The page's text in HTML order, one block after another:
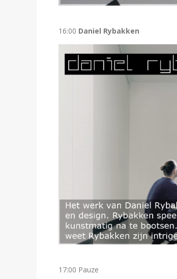
16:00 Daniel Rybakken
17:00 Pauze